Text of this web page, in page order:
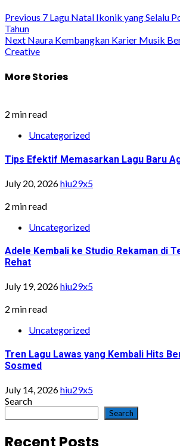
Post
navigation
Previous 7 Lagu Natal Ikonik yang Selalu
Tahun
Next Naura Kembangkan Karier Musik
Creative
More Stories
2 min read
Uncategorized
Tips Efektif Memasarkan Lagu Baru
July 20, 2026hiu29x5
2 min read
Uncategorized
Adele Kembali ke Studio Rekaman di
Rehat
July 19, 2026hiu29x5
2 min read
Uncategorized
Tren Lagu Lawas yang Kembali Hits
Sosmed
July 14, 2026hiu29x5
Search
Search
Recent Posts